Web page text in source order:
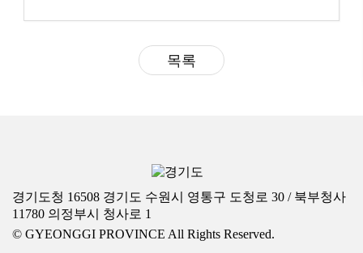
목록
경기도청 16508 경기도 수원시 영통구 도청로 30 / 북부청사
11780 의정부시 청사로 1
© GYEONGGI PROVINCE All Rights Reserved.